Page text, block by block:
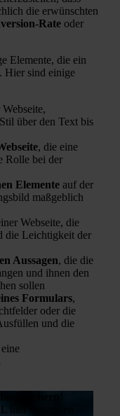
die erwünschten
Rateoder
Elemente, die ein
Hier sind einige
über den Text bis
, die eine
Rolle bei der
Elementeauf der
maßgeblich
Webseite, die
die Leichtigkeit der
Aussagen, die die
und ihnen den
sollen
Formulars,
oder die
und die
sichern!
hier einsenden